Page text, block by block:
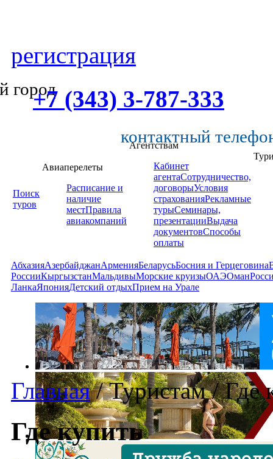
регистрация
город
+7 (343) 3-787-333
контактный
Поиск
туров
Авиаперелеты
Расписание и
наличие
местПравила
авиакомпаний
Агентствам
Кабинет
агентаСотрудничество,
договорыУсловия
страхованияРекламные
турыСеминары,
презентацииВыдача
документовСпособы
оплаты
АбхазияАзербайджанАрменияБеларусьБосния и Герцеговина
РоссииКыргызстанМальдивыМорские круизыОАЭОман
ЛанкаЯпонияДетский отдыхПрием на Урале
Главная /Туристам/Где
Где купить